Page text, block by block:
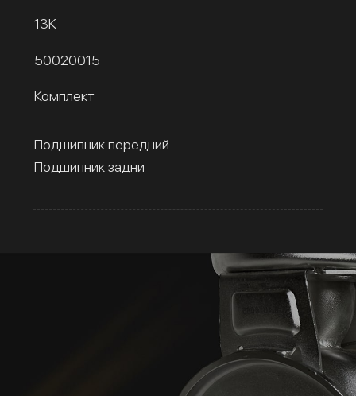
13К
50020015
Комплект
Подшипник передний
Подшипник задни